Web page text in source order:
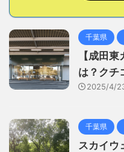
千葉県
【成田
は？クチ
2025/4/
千葉県
スカイウ